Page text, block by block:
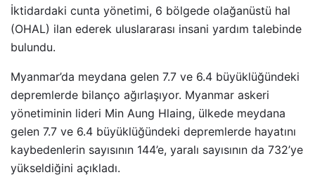
İktidardaki cunta yönetimi, 6 bölgede olağanüstü hal
(OHAL) ilan ederek uluslararası insani yardım talebinde
bulundu.
Myanmar’da meydana gelen 7.7 ve 6.4 büyüklüğündeki
depremlerde bilanço ağırlaşıyor. Myanmar askeri
yönetiminin lideri Min Aung Hlaing, ülkede meydana
gelen 7.7 ve 6.4 büyüklüğündeki depremlerde hayatını
kaybedenlerin sayısının 144’e, yaralı sayısının da 732’ye
yükseldiğini açıkladı.